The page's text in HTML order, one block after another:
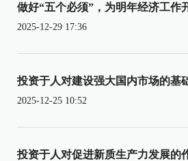
做好“五个必须”，为明年经济工作
2025-12-29 17:36
投资于人对建设强大国内市场的基
2025-12-25 10:52
投资于人对促进新质生产力发展的